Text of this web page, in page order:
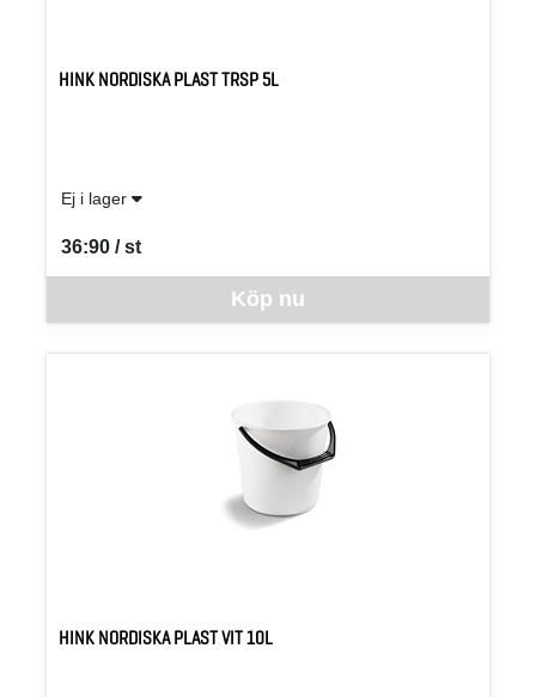
HINK NORDISKA PLAST TRSP 5L
Ej i lager
Köp nu
36:90 / st
SEK per ST
HINK NORDISKA PLAST VIT 10L